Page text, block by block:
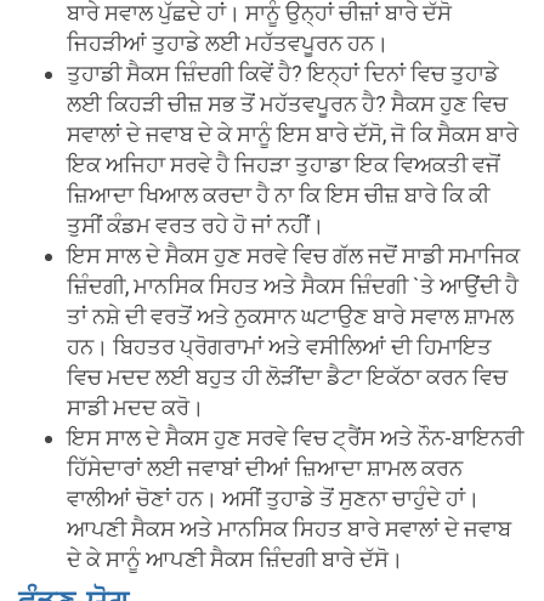
ਬਾਰੇ ਸਵਾਲ ਪੁੱਛਦੇ ਹਾਂ। ਸਾਨੂੰ ਉਨ੍ਹਾਂ ਚੀਜ਼ਾਂ ਬਾਰੇ ਦੱਸੋ
ਜਿਹੜੀਆਂ ਤੁਹਾਡੇ ਲਈ ਮਹੱਤਵਪੂਰਨ ਹਨ।
ਤੁਹਾਡੀ ਸੈਕਸ ਜ਼ਿੰਦਗੀ ਕਿਵੇਂ ਹੈ? ਇਨ੍ਹਾਂ ਦਿਨਾਂ ਵਿਚ ਤੁਹਾਡੇ
ਲਈ ਕਿਹੜੀ ਚੀਜ਼ ਸਭ ਤੋਂ ਮਹੱਤਵਪੂਰਨ ਹੈ? ਸੈਕਸ ਹੁਣ ਵਿਚ
ਸਵਾਲਾਂ ਦੇ ਜਵਾਬ ਦੇ ਕੇ ਸਾਨੂੰ ਇਸ ਬਾਰੇ ਦੱਸੋ, ਜੋ ਕਿ ਸੈਕਸ ਬਾਰੇ
ਇਕ ਅਜਿਹਾ ਸਰਵੇ ਹੈ ਜਿਹੜਾ ਤੁਹਾਡਾ ਇਕ ਵਿਅਕਤੀ ਵਜੋਂ
ਜ਼ਿਆਦਾ ਖਿਆਲ ਕਰਦਾ ਹੈ ਨਾ ਕਿ ਇਸ ਚੀਜ਼ ਬਾਰੇ ਕਿ ਕੀ
ਤੁਸੀਂ ਕੰਡਮ ਵਰਤ ਰਹੇ ਹੋ ਜਾਂ ਨਹੀਂ।
ਇਸ ਸਾਲ ਦੇ ਸੈਕਸ ਹੁਣ ਸਰਵੇ ਵਿਚ ਗੱਲ ਜਦੋਂ ਸਾਡੀ ਸਮਾਜਿਕ
ਜ਼ਿੰਦਗੀ, ਮਾਨਸਿਕ ਸਿਹਤ ਅਤੇ ਸੈਕਸ ਜ਼ਿੰਦਗੀ `ਤੇ ਆਉਂਦੀ ਹੈ
ਤਾਂ ਨਸ਼ੇ ਦੀ ਵਰਤੋਂ ਅਤੇ ਨੁਕਸਾਨ ਘਟਾਉਣ ਬਾਰੇ ਸਵਾਲ ਸ਼ਾਮਲ
ਹਨ। ਬਿਹਤਰ ਪ੍ਰੋਗਰਾਮਾਂ ਅਤੇ ਵਸੀਲਿਆਂ ਦੀ ਹਿਮਾਇਤ
ਵਿਚ ਮਦਦ ਲਈ ਬਹੁਤ ਹੀ ਲੋੜੀਂਦਾ ਡੈਟਾ ਇਕੱਠਾ ਕਰਨ ਵਿਚ
ਸਾਡੀ ਮਦਦ ਕਰੋ।
ਇਸ ਸਾਲ ਦੇ ਸੈਕਸ ਹੁਣ ਸਰਵੇ ਵਿਚ ਟ੍ਰੈਂਸ ਅਤੇ ਨੌਨ-ਬਾਇਨਰੀ
ਹਿੱਸੇਦਾਰਾਂ ਲਈ ਜਵਾਬਾਂ ਦੀਆਂ ਜ਼ਿਆਦਾ ਸ਼ਾਮਲ ਕਰਨ
ਵਾਲੀਆਂ ਚੋਣਾਂ ਹਨ। ਅਸੀਂ ਤੁਹਾਡੇ ਤੋਂ ਸੁਣਨਾ ਚਾਹੁੰਦੇ ਹਾਂ।
ਆਪਣੀ ਸੈਕਸ ਅਤੇ ਮਾਨਸਿਕ ਸਿਹਤ ਬਾਰੇ ਸਵਾਲਾਂ ਦੇ ਜਵਾਬ
ਦੇ ਕੇ ਸਾਨੂੰ ਆਪਣੀ ਸੈਕਸ ਜ਼ਿੰਦਗੀ ਬਾਰੇ ਦੱਸੋ।